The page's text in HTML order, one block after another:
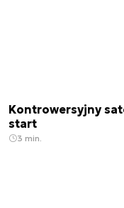
Kontrowersyjny
start
3 min.